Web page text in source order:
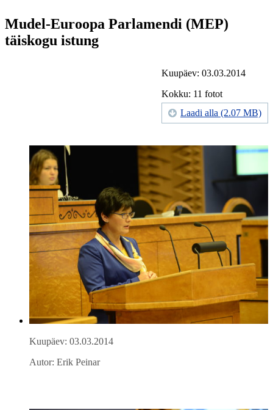
Mudel-Euroopa Parlamendi (MEP)
täiskogu istung
Kuupäev: 03.03.2014
Kokku: 11 fotot
Laadi alla (2.07 MB)
Kuupäev: 03.03.2014
Autor: Erik Peinar